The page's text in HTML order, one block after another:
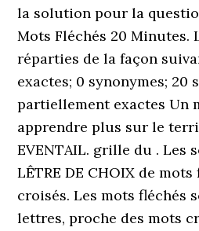
la solution pour la
Mots Fléchés 20 Minutes.
réparties de la façon
exactes; 0 synonymes; 20
partiellement exactes Un
apprendre plus sur le
EVENTAIL. grille du . Les
LÊTRE DE CHOIX de
croisés. Les mots fléchés
lettres, proche des mots